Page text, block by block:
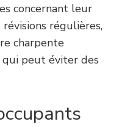
concernant leur
régulières,
charpente
qui peut éviter des